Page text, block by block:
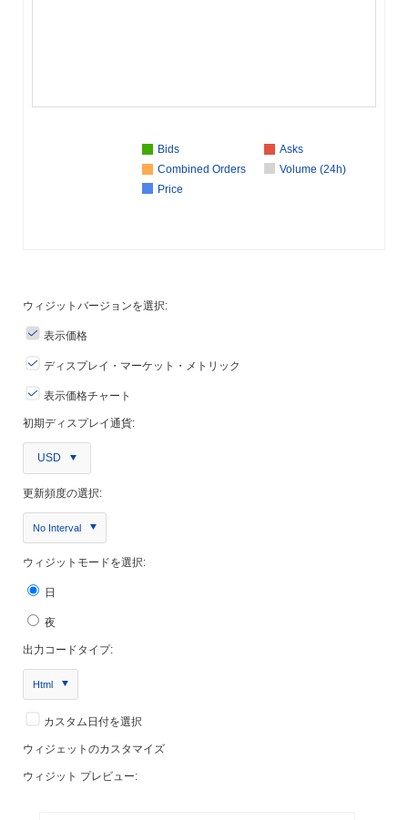
Bids
Asks
Combined Orders
Volume (24h)
Price
ウィジットバージョンを選択:
表示価格
ディスプレイ・マーケット・メトリック
表示価格チャート
初期ディスプレイ通貨:
USD
更新頻度の選択:
No Interval
ウィジットモードを選択:
日
夜
出力コードタイプ:
Html
カスタム日付を選択
ウィジェットのカスタマイズ
ウィジット プレビュー: